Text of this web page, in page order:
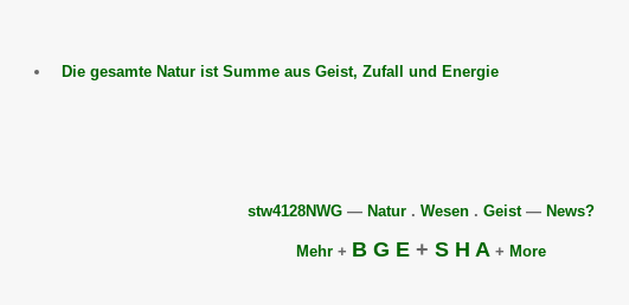
Natur,
Die gesamte Natur ist Summe aus Geist, Zufall und Energie
stw4128NWG — Natur . Wesen . Geist— News?
Mehr + B G E + S H A + More